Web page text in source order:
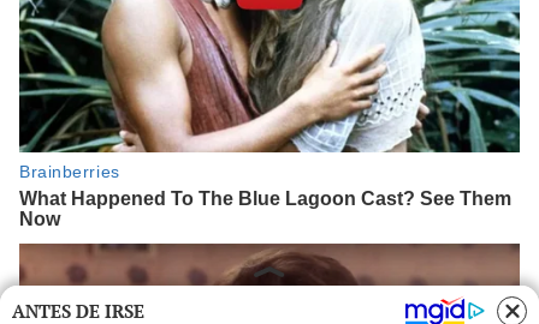
ANTES DE IRSE